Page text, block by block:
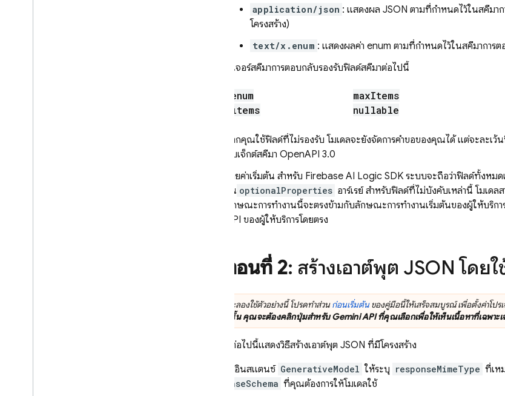
application/json : แสดงผล JSON ตามที่กำหนดไว้ในสคีม
โครงสร้าง)
text/x.enum : แสดงผลค่า enum ตามที่กำหนดไว้ในสคีมาการ
ฟีเจอร์สคีมาการตอบกลับรองรับฟิลด์สคีมาต่อไปนี้
enum
items
maxItems
nullable
หากคุณใช้ฟิลด์ที่ไม่รองรับ โมเดลจะยังจัดการคำขอของคุณได้ แต่จะละเ
อบเจ็กต์สคีมา OpenAPI 3.0
โดยค่าเริ่มต้น สำหรับ Firebase AI Logic SDK ระบบจะถือว่าฟิลด์ทั้งหมด
ใน optionalProperties อาร์เรย์ สำหรับฟิลด์ที่ไม่บังคับเหล่านี้ โมเด
ลักษณะการทำงานนี้จะตรงข้ามกับลักษณะการทำงานเริ่มต้นของผู้ให้บริกา
API ของผู้ให้บริการโดยตรง
ขั้นตอนที่ 2: สร้างเอาต์พุต JSON โดย
ก่อนที่จะลองใช้ตัวอย่างนี้ โปรดทำส่วนก่อนเริ่มต้นของคู่มือนี้ให้เสร็จสมบูรณ์ เพื่อตั้งค่าโปร
ในส่วนนั้น คุณจะต้องคลิกปุ่มสำหรับGemini APIที่คุณเลือกเพื่อให้เห็นเนื้อหาที่เฉพาะ
ตัวอย่างต่อไปนี้แสดงวิธีสร้างเอาต์พุต JSON ที่มีโครงสร้าง
เมื่อสร้างอินสแตนซ์ GenerativeModel ให้ระบุ responseMimeType ที่เห
responseSchema ที่คุณต้องการให้โมเดลใช้